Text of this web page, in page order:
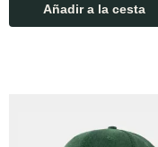
Añadir a la cesta